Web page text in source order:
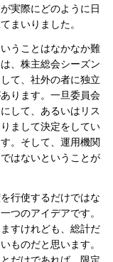
実際にどのように日
まいりました。
うことはなかなか難
、株主総会シーズン
て、社外の者に独立
ります。一旦委員会
して、あるいはリス
まして決定をしてい
。そして、運用機関
はないということが
行使するだけではな
つのアイデアです。
すけれども、総計だ
ものだと思います。